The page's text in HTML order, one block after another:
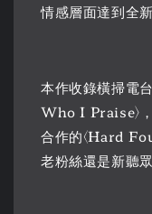
情感層面達到全新
本作收錄橫掃電
Who I Praise〉
合作的〈Hard
老粉絲還是新聽